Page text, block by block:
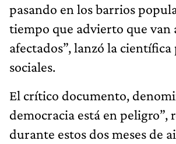
pasando en los barrios
tiempo que advierto que van
afectados”, lanzó la científica
sociales.
El crítico documento,
democracia está en peligro”,
durante estos dos meses de